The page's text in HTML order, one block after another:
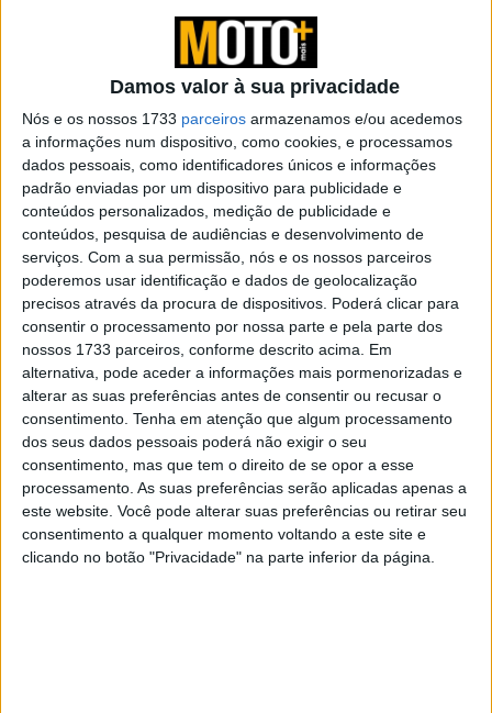
Damos valor à sua privacidade
Nós e os nossos 1733 parceiros armazenamos e/ou acedemos
a informações num dispositivo, como cookies, e processamos
dados pessoais, como identificadores únicos e informações
padrão enviadas por um dispositivo para publicidade e
conteúdos personalizados, medição de publicidade e
conteúdos, pesquisa de audiências e desenvolvimento de
serviços. Com a sua permissão, nós e os nossos parceiros
poderemos usar identificação e dados de geolocalização
precisos através da procura de dispositivos. Poderá clicar para
consentir o processamento por nossa parte e pela parte dos
nossos 1733 parceiros, conforme descrito acima. Em
alternativa, pode aceder a informações mais pormenorizadas e
alterar as suas preferências antes de consentir ou recusar o
consentimento. Tenha em atenção que algum processamento
dos seus dados pessoais poderá não exigir o seu
consentimento, mas que tem o direito de se opor a esse
processamento. As suas preferências serão aplicadas apenas a
este website. Você pode alterar suas preferências ou retirar seu
consentimento a qualquer momento voltando a este site e
clicando no botão "Privacidade" na parte inferior da página.
1. Óleo de motor
Todo motor deve necessariamente ser lubrificado para
funcionar. O óleo do motor cuida disso evitando o atrito e
o desgaste das peças móveis (eixos, pistões…) e
geralmente é armazenado no cárter do motor .
Na grande maioria dos modelos de motos do mercado, o
nível do óleo é verificado através de uma vigia localizada
num dos lados do cárter, enquanto nas motos mais